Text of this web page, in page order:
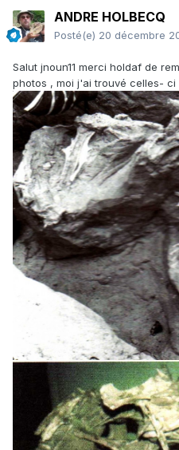
ANDRE HOLBECQ
Posté(e) 20 décembre
Salut jnoun11 merci holdaf de
photos , moi j'ai trouvé celles- ci